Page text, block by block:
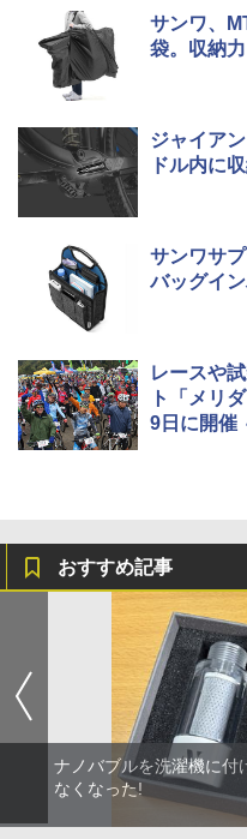
サンワ、
袋。収納
ジャイア
ドル内に
サンワサ
バッグイ
レースや
ト「メリ
9日に開催
おすすめ記事
ナノバブルを洗濯機に付
なくなった!